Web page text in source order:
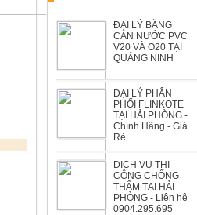
Biệt thự Ông Trương đường Lê
Hồng Phong
Biệt thự Ông Hùng đường Lương
Khánh Thiện
ĐẠI LÝ BĂNG
CẢN NƯỚC PVC
V20 VÀ O20 TẠI
QUẢNG NINH
ĐẠI LÝ PHÂN
PHỐI FLINKOTE
TẠI HẢI PHÒNG -
Chính Hãng - Giá
Rẻ
DỊCH VỤ THI
CÔNG CHỐNG
THẤM TẠI HẢI
PHÒNG - Liên hệ
0904.295.695